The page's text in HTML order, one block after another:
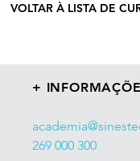
VOLTAR À LISTA DE
+
269 000 300